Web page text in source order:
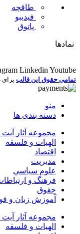
طاقچه
فیدیبو
پاتوق
نمادها
Linkedin Youtube
تمامی حقوق این قالب
منو
دسته بندی ها
مجموعه آثار
الهیات و فلسفه
اقتصاد
مديريت
علوم سياسي
فرهنگ و
حقوق
آموزش زبان و
مجموعه آثار
الهیات و فلسفه